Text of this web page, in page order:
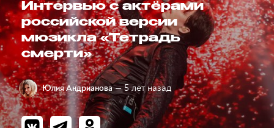
Интервью с актёрами
российской версии
мюзикла «Тетрадь
смерти»
Юлия Андрианова — 5 лет назад